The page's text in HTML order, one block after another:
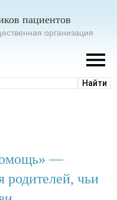
пациентов
организация
—
родителей, чьи